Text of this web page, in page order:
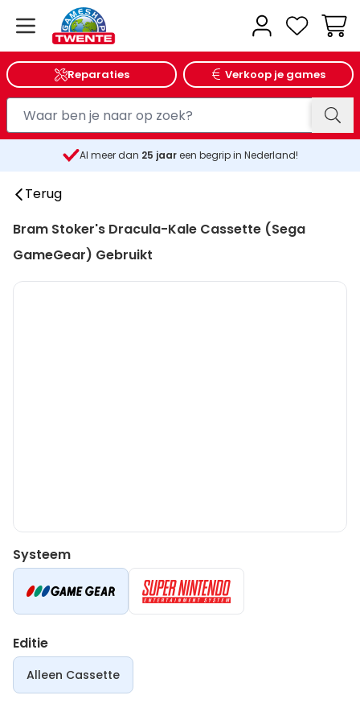
Reparaties Verkoop je games
Al meer dan 25 jaareen begrip in Nederland!
Terug
Bram Stoker's Dracula-Kale Cassette (Sega
GameGear) Gebruikt
Systeem
Editie
Alleen Cassette